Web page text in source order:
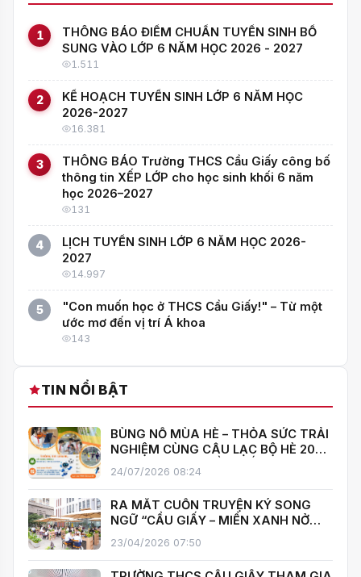
1
THÔNG BÁO ĐIỂM CHUẨN TUYỂN SINH BỔ
SUNG VÀO LỚP 6 NĂM HỌC 2026 - 2027
1.511
2
KẾ HOẠCH TUYỂN SINH LỚP 6 NĂM HỌC
2026-2027
16.381
3
THÔNG BÁO Trường THCS Cầu Giấy công bố
thông tin XẾP LỚP cho học sinh khối 6 năm
học 2026–2027
131
4
LỊCH TUYỂN SINH LỚP 6 NĂM HỌC 2026-
2027
14.997
5
"Con muốn học ở THCS Cầu Giấy!" – Từ một
ước mơ đến vị trí Á khoa
143
TIN NỔI BẬT
BÙNG NỔ MÙA HÈ – THỎA SỨC TRẢI
NGHIỆM CÙNG CÂU LẠC BỘ HÈ 2026
TRƯỜNG THCS CẦU GIẤY!
24/07/2026 08:24
RA MẮT CUỐN TRUYỆN KÝ SONG
NGỮ “CẦU GIẤY – MIỀN XANH NỞ
HOA”, KHÁNH THÀNH THƯ VIỆN MỞ,
LAN TOẢ VĂN HOÁ ĐỌC
23/04/2026 07:50